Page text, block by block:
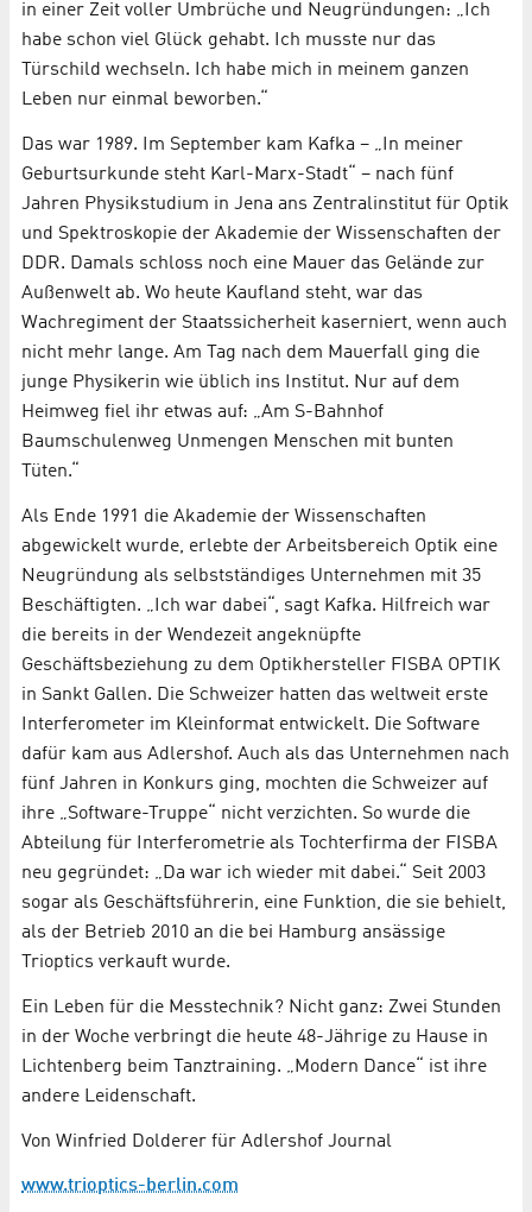
in einer Zeit voller Umbrüche und Neugründungen: „Ich
habe schon viel Glück gehabt. Ich musste nur das
Türschild wechseln. Ich habe mich in meinem ganzen
Leben nur einmal beworben.“
Das war 1989. Im September kam Kafka – „In meiner
Geburtsurkunde steht Karl-Marx-Stadt“ – nach fünf
Jahren Physikstudium in Jena ans Zentralinstitut für Optik
und Spektroskopie der Akademie der Wissenschaften der
DDR. Damals schloss noch eine Mauer das Gelände zur
Außenwelt ab. Wo heute Kaufland steht, war das
Wachregiment der Staatssicherheit kaserniert, wenn auch
nicht mehr lange. Am Tag nach dem Mauerfall ging die
junge Physikerin wie üblich ins Institut. Nur auf dem
Heimweg fiel ihr etwas auf: „Am S-Bahnhof
Baumschulenweg Unmengen Menschen mit bunten
Tüten.“
Als Ende 1991 die Akademie der Wissenschaften
abgewickelt wurde, erlebte der Arbeitsbereich Optik eine
Neugründung als selbstständiges Unternehmen mit 35
Beschäftigten. „Ich war dabei“, sagt Kafka. Hilfreich war
die bereits in der Wendezeit angeknüpfte
Geschäftsbeziehung zu dem Optikhersteller FISBA OPTIK
in Sankt Gallen. Die Schweizer hatten das weltweit erste
Interferometer im Kleinformat entwickelt. Die Software
dafür kam aus Adlershof. Auch als das Unternehmen nach
fünf Jahren in Konkurs ging, mochten die Schweizer auf
ihre „Software-Truppe“ nicht verzichten. So wurde die
Abteilung für Interferometrie als Tochterfirma der FISBA
neu gegründet: „Da war ich wieder mit dabei.“ Seit 2003
sogar als Geschäftsführerin, eine Funktion, die sie behielt,
als der Betrieb 2010 an die bei Hamburg ansässige
Trioptics verkauft wurde.
Ein Leben für die Messtechnik? Nicht ganz: Zwei Stunden
in der Woche verbringt die heute 48-Jährige zu Hause in
Lichtenberg beim Tanztraining. „Modern Dance“ ist ihre
andere Leidenschaft.
Von Winfried Dolderer für Adlershof Journal
www.trioptics-berlin.com